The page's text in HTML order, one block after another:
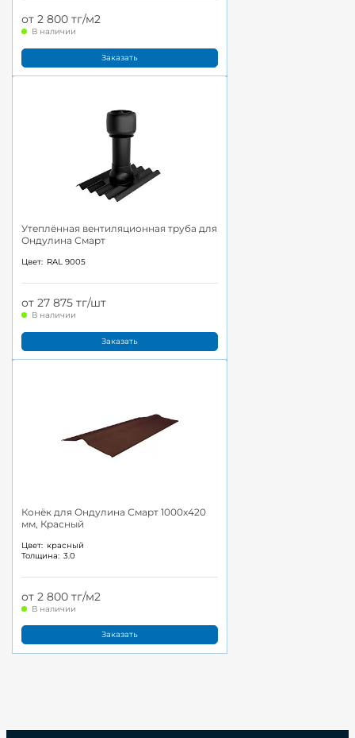
от 2 800 тг/м2
В наличии
Заказать
Утеплённая вентиляционная труба для
Ондулина Смарт
Цвет: RAL 9005
от 27 875 тг/шт
В наличии
Заказать
Конёк для Ондулина Смарт 1000x420
мм, Красный
Цвет: красный
Толщина: 3.0
от 2 800 тг/м2
В наличии
Заказать